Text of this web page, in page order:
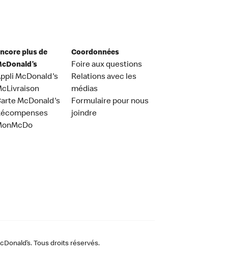
plus de
McDonald's
McDonald's
Coordonnées
Foire aux questions
Relations avec les
médias
Formulaire pour nous
joindre
Tous droits réservés.